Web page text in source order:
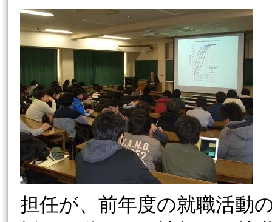
担任が、前年度の就職活動